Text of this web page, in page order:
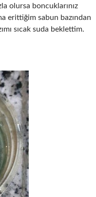
olursa boncuklarınız
erittiğim sabun bazından
sıcak suda beklettim.